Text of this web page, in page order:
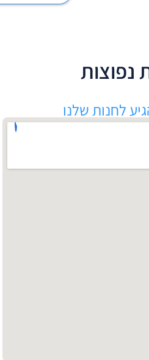
נפוצות
לחנות שלנו